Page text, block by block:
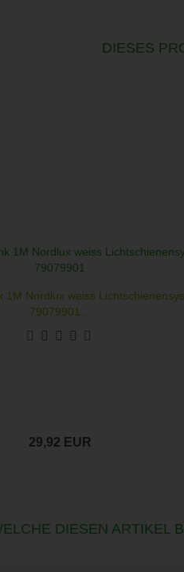
DIESES
1M Nordlux weiss
79079901...
29,92 EUR
DIESEN ARTIKEL